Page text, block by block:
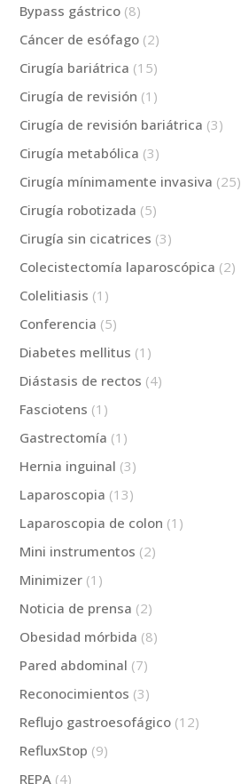
Bypass gástrico (8)
Cáncer de esófago (2)
Cirugía bariátrica (15)
Cirugía de revisión (1)
Cirugía de revisión bariátrica (3)
Cirugía metabólica (3)
Cirugía mínimamente invasiva (25)
Cirugía robotizada (5)
Cirugía sin cicatrices (3)
Colecistectomía laparoscópica (2)
Colelitiasis (1)
Conferencia (5)
Diabetes mellitus (1)
Diástasis de rectos (4)
Fasciotens (1)
Gastrectomía (1)
Hernia inguinal (3)
Laparoscopia (13)
Laparoscopia de colon (1)
Mini instrumentos (2)
Minimizer (1)
Noticia de prensa (2)
Obesidad mórbida (8)
Pared abdominal (7)
Reconocimientos (3)
Reflujo gastroesofágico (12)
RefluxStop (9)
REPA (4)